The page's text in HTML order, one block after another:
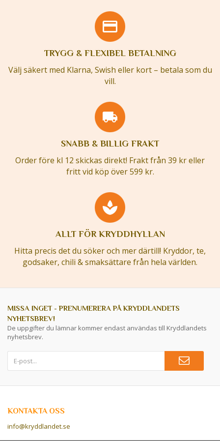
TRYGG & FLEXIBEL BETALNING
Välj säkert med Klarna, Swish eller kort – betala som du
vill.
SNABB & BILLIG FRAKT
Order före kl 12 skickas direkt! Frakt från 39 kr eller
fritt vid köp över 599 kr.
ALLT FÖR KRYDDHYLLAN
Hitta precis det du söker och mer därtill! Kryddor, te,
godsaker, chili & smaksättare från hela världen.
MISSA INGET - PRENUMERERA PÅ KRYDDLANDETS
NYHETSBREV!
De uppgifter du lämnar kommer endast användas till Kryddlandets
nyhetsbrev.
KONTAKTA OSS
info@kryddlandet.se